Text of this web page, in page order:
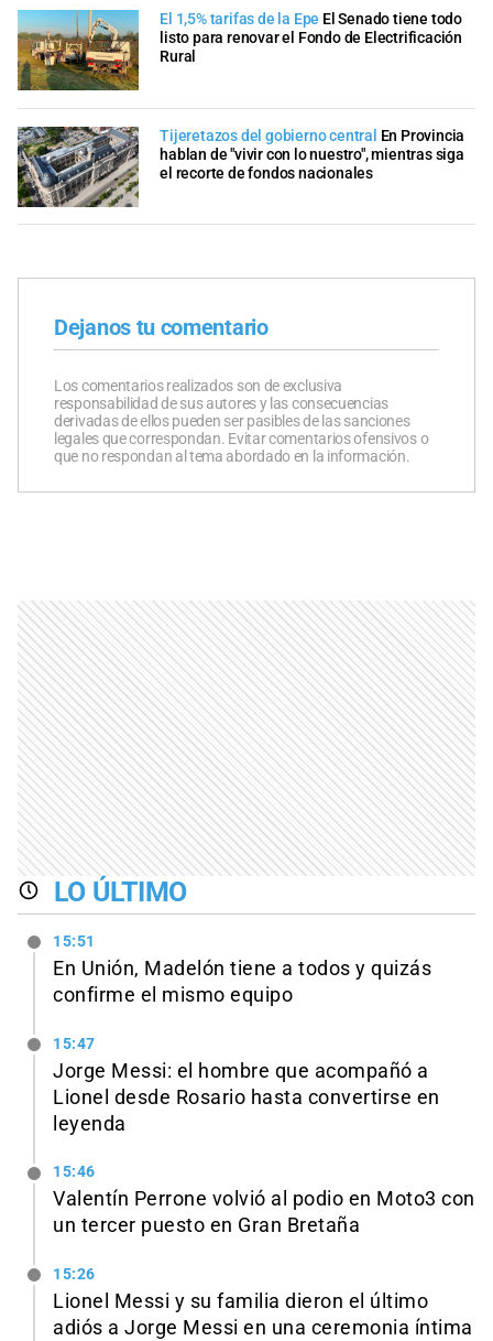
El 1,5% tarifas de la Epe El Senado tiene todo
listo para renovar el Fondo de Electrificación
Rural
Tijeretazos del gobierno central En Provincia
hablan de "vivir con lo nuestro", mientras siga
el recorte de fondos nacionales
Dejanos tu comentario
Los comentarios realizados son de exclusiva
responsabilidad de sus autores y las consecuencias
derivadas de ellos pueden ser pasibles de las sanciones
legales que correspondan. Evitar comentarios ofensivos o
que no respondan al tema abordado en la información.
LO ÚLTIMO
15:51
En Unión, Madelón tiene a todos y quizás
confirme el mismo equipo
15:47
Jorge Messi: el hombre que acompañó a
Lionel desde Rosario hasta convertirse en
leyenda
15:46
Valentín Perrone volvió al podio en Moto3 con
un tercer puesto en Gran Bretaña
15:26
Lionel Messi y su familia dieron el último
adiós a Jorge Messi en una ceremonia íntima